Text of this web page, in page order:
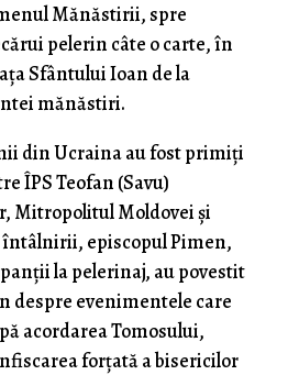
Mănăstirii, spre
pelerin câte o carte, în
Sfântului Ioan de la
mănăstiri.
din Ucraina au fost primiți
ÎPS Teofan (Savu)
Mitropolitul Moldovei și
episcopul Pimen,
la pelerinaj, au povestit
despre evenimentele care
acordarea Tomosului,
forțată a bisericilor